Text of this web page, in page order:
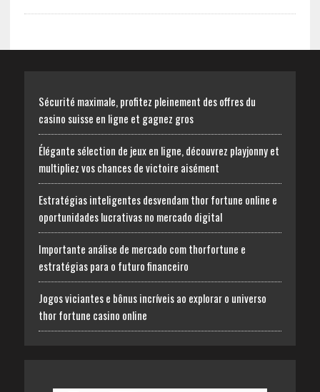
Sécurité maximale, profitez pleinement des offres du
casino suisse en ligne et gagnez gros
Élégante sélection de jeux en ligne, découvrez playjonny et
multipliez vos chances de victoire aisément
Estratégias inteligentes desvendam thor fortune online e
oportunidades lucrativas no mercado digital
Importante análise de mercado com thorfortune e
estratégias para o futuro financeiro
Jogos viciantes e bônus incríveis ao explorar o universo
thor fortune casino online